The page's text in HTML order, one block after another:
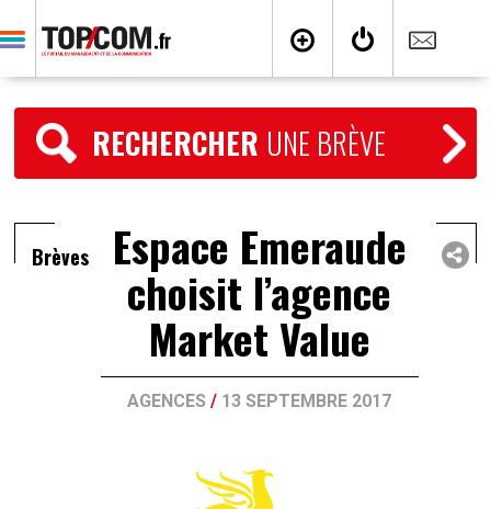
RECHERCHER UNE BRÈVE
Brèves Espace Emeraude
choisit l’agence
Market Value
AGENCES / 13 SEPTEMBRE 2017